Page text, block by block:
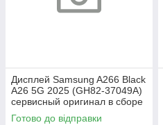
Дисплей Samsung A266 Black
A26 5G 2025 (GH82-37049A)
сервисный оригинал в сборе
с рамкой
Готово до відправки